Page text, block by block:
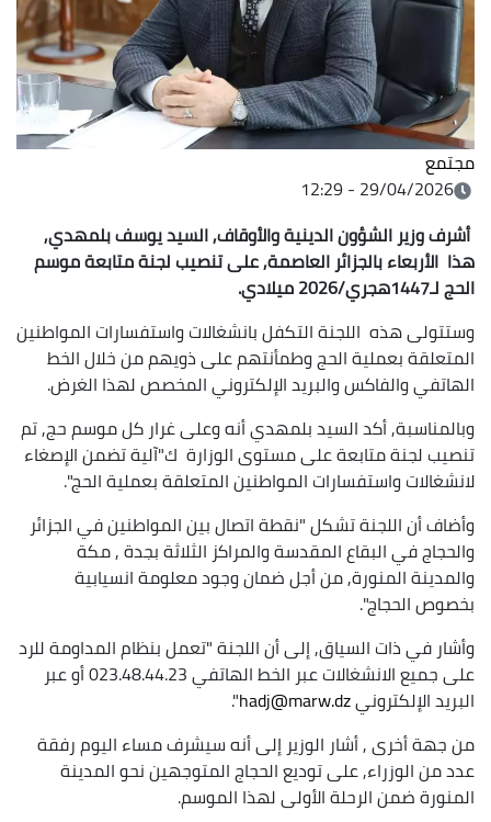
مجتمع
29/04/2026 - 12:29
أشرف وزير الشؤون الدينية والأوقاف, السيد يوسف بلمهدي,
هذا الأربعاء بالجزائر العاصمة, على تنصيب لجنة متابعة موسم
الحج لـ1447هجري/2026 ميلادي.
وستتولى هذه اللجنة التكفل بانشغالات واستفسارات المواطنين
المتعلقة بعملية الحج وطمأنتهم على ذويهم من خلال الخط
الهاتفي والفاكس والبريد الإلكتروني المخصص لهذا الغرض.
وبالمناسبة, أكد السيد بلمهدي أنه وعلى غرار كل موسم حج, تم
تنصيب لجنة متابعة على مستوى الوزارة ك"آلية تضمن الإصغاء
لانشغالات واستفسارات المواطنين المتعلقة بعملية الحج".
وأضاف أن اللجنة تشكل "نقطة اتصال بين المواطنين في الجزائر
والحجاج في البقاع المقدسة والمراكز الثلاثة بجدة , مكة
والمدينة المنورة, من أجل ضمان وجود معلومة انسيابية
بخصوص الحجاج".
وأشار في ذات السياق, إلى أن اللجنة "تعمل بنظام المداومة للرد
على جميع الانشغالات عبر الخط الهاتفي 023.48.44.23 أو عبر
البريد الإلكترونيhadj@marw.dz
".
من جهة أخرى , أشار الوزير إلى أنه سيشرف مساء اليوم رفقة
عدد من الوزراء, على توديع الحجاج المتوجهين نحو المدينة
المنورة ضمن الرحلة الأولى لهذا الموسم.